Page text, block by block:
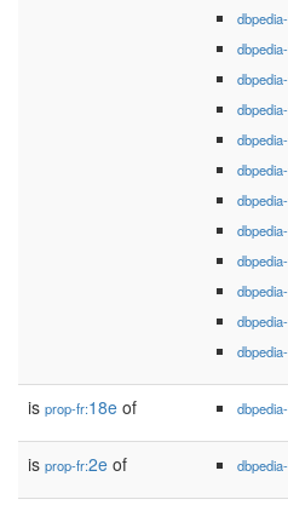
is prop-fr:18e of
is prop-fr:2e of